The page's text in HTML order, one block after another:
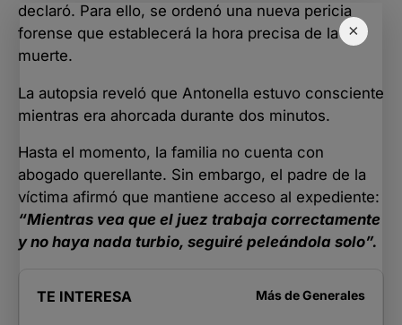
×
declaró. Para ello, se ordenó una nueva pericia
forense que establecerá la hora precisa de la
muerte.
La autopsia reveló que Antonella estuvo consciente
mientras era ahorcada durante dos minutos.
Hasta el momento, la familia no cuenta con
abogado querellante. Sin embargo, el padre de la
víctima afirmó que mantiene acceso al expediente:
“Mientras vea que el juez trabaja correctamente
y no haya nada turbio, seguiré peleándola solo”.
TE INTERESA Más deGenerales